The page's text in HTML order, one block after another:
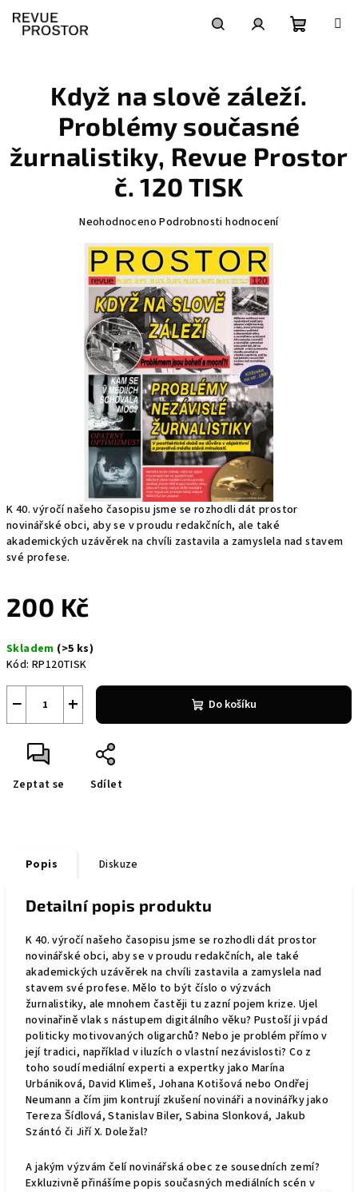
obsah
košík
K 40. výročí našeho časopisu jsme se rozhodli dát prostor
novinářské obci, aby se v proudu redakčních, ale také
akademických uzávěrek na chvíli zastavila a zamyslela nad stavem
své profese.
200 Kč
cena:
Skladem (>5 ks)
Kód: RP120TISK
+
− Do košíku
Zeptat se Sdílet
Když na slově záleží.
Problémy současné
žurnalistiky, Revue Prostor
č. 120 TISK
Průměrné
produktu
0,0
hvězdiček.
Neohodnoceno Podrobnosti hodnocení
Popis Diskuze
Detailní popis produktu
K 40. výročí našeho časopisu jsme se rozhodli dát prostor
novinářské obci, aby se v proudu redakčních, ale také
akademických uzávěrek na chvíli zastavila a zamyslela nad
stavem své profese. Mělo to být číslo o výzvách
žurnalistiky, ale mnohem častěji tu zazní pojem krize. Ujel
novinařině vlak s nástupem digitálního věku? Pustoší ji vpád
politicky motivovaných oligarchů? Nebo je problém přímo v
její tradici, například v iluzích o vlastní nezávislosti? Co z
toho soudí mediální experti a expertky jako Marína
Urbániková, David Klimeš, Johana Kotišová nebo Ondřej
Neumann a čím jim kontrují zkušení novináři a novinářky jako
Tereza Šídlová, Stanislav Biler, Sabina Slonková, Jakub
Szántó či Jiří X. Doležal?
A jakým výzvám čelí novinářská obec ze sousedních zemí?
Exkluzivně přinášíme popis současných mediálních scén v